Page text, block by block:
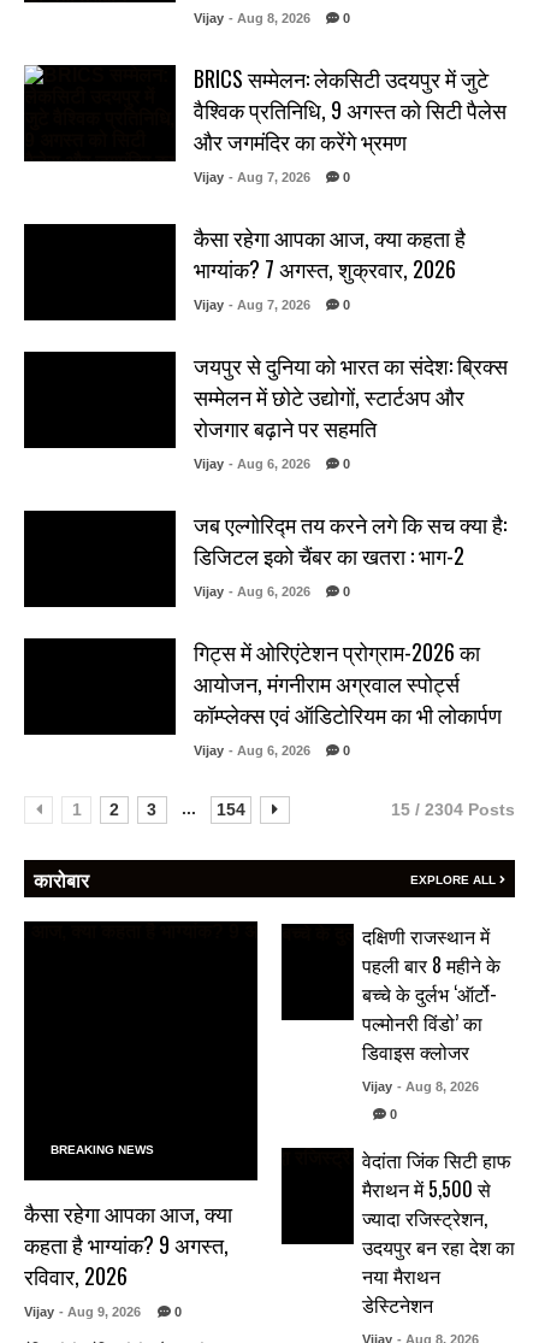
Vijay - Aug 8, 2026 0
BRICS सम्मेलन: लेकसिटी उदयपुर में जुटे
वैश्विक प्रतिनिधि, 9 अगस्त को सिटी पैलेस
और जगमंदिर का करेंगे भ्रमण
Vijay - Aug 7, 2026 0
कैसा रहेगा आपका आज, क्या कहता है
भाग्यांक? 7 अगस्त, शुक्रवार, 2026
Vijay - Aug 7, 2026 0
जयपुर से दुनिया को भारत का संदेश: ब्रिक्स
सम्मेलन में छोटे उद्योगों, स्टार्टअप और
रोजगार बढ़ाने पर सहमति
Vijay - Aug 6, 2026 0
जब एल्गोरिद्म तय करने लगे कि सच क्या है:
डिजिटल इको चैंबर का खतरा : भाग-2
Vijay - Aug 6, 2026 0
गिट्स में ओरिएंटेशन प्रोग्राम-2026 का
आयोजन, मंगनीराम अग्रवाल स्पोर्ट्स
कॉम्प्लेक्स एवं ऑडिटोरियम का भी लोकार्पण
Vijay - Aug 6, 2026 0
1 2 3 ... 154 15 / 2304 Posts
कारोबार EXPLORE ALL
BREAKING NEWS
कैसा रहेगा आपका आज, क्या
कहता है भाग्यांक? 9 अगस्त,
रविवार, 2026
Vijay - Aug 9, 2026 0
दक्षिणी राजस्थान में
पहली बार 8 महीने के
बच्चे के दुर्लभ ‘ऑर्टो-
पल्मोनरी विंडो’ का
डिवाइस क्लोजर
Vijay - Aug 8, 2026
0
वेदांता जिंक सिटी हाफ
मैराथन में 5,500 से
ज्यादा रजिस्ट्रेशन,
उदयपुर बन रहा देश का
नया मैराथन
डेस्टिनेशन
Vijay - Aug 8, 2026